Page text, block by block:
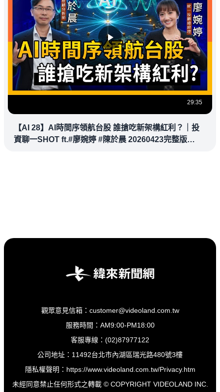
29:35
【AI 28】AI時間序領航台股 誰搶吃新架構紅利？｜投
資聊一SHOT ft.#廖婉婷 #陳於晨 20260423完整版
觀眾意見信箱：customer@videoland.com.tw
服務時間：AM9:00-PM18:00
客服專線：(02)87977122
公司地址：11492台北市內湖區瑞光路480號3樓
隱私權聲明： https://www.videoland.com.tw/Privacy.htm
未經同意禁止任何形式之轉載 © COPYRIGHT VIDEOLAND INC.